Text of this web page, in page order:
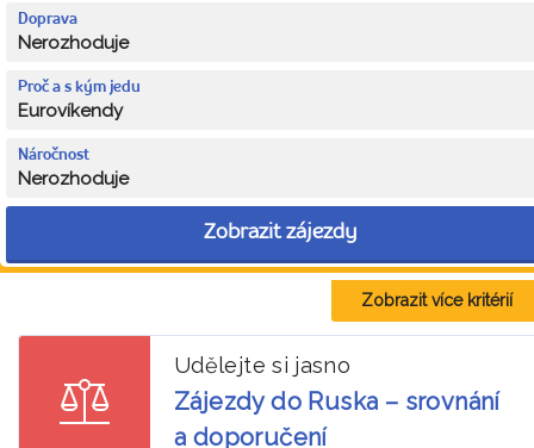
Doprava
Nerozhoduje
Proč a s kým jedu
Eurovíkendy
Náročnost
Nerozhoduje
Zobrazit zájezdy
Zobrazit více kritérií
Udělejte si jasno
Zájezdy do Ruska – srovnání
a doporučení